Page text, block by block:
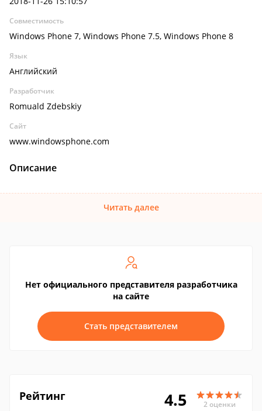
Совместимость
Windows Phone 7, Windows Phone 7.5, Windows Phone 8
Язык
Английский
Разработчик
Romuald Zdebskiy
Сайт
www.windowsphone.com
Описание
Читать далее
Нет официального представителя разработчика
на сайте
Стать представителем
Рейтинг 4.5 2 оценки